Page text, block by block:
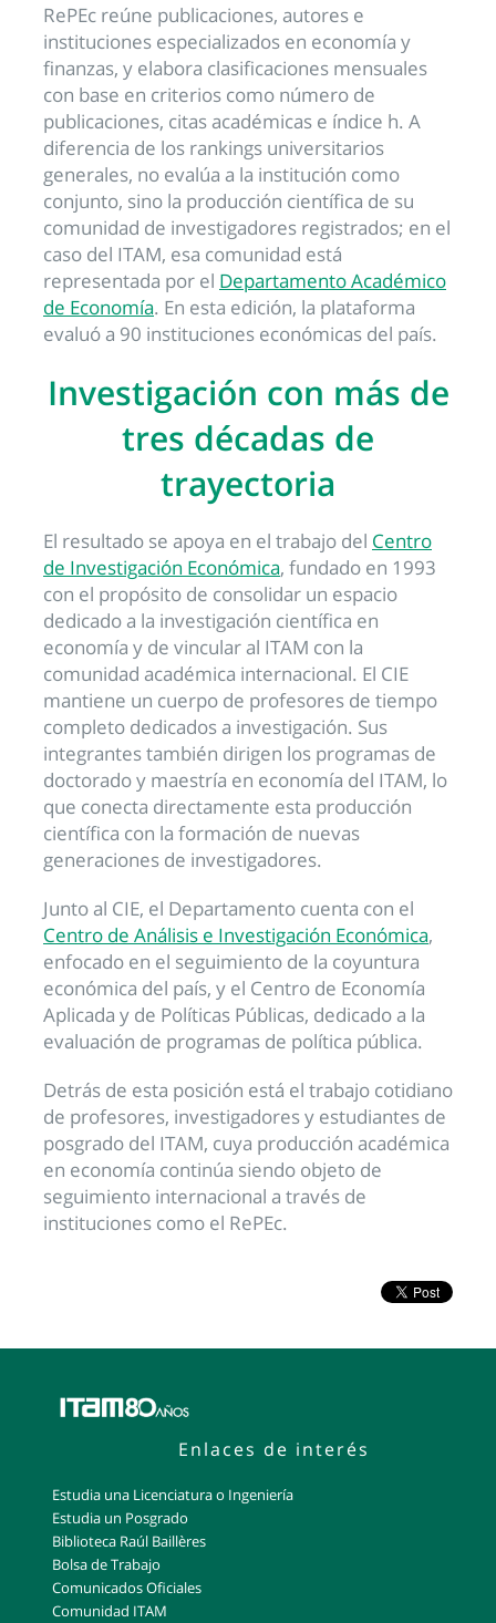
RePEc reúne publicaciones, autores e
instituciones especializados en economía y
finanzas, y elabora clasificaciones mensuales
con base en criterios como número de
publicaciones, citas académicas e índice h. A
diferencia de los rankings universitarios
generales, no evalúa a la institución como
conjunto, sino la producción científica de su
comunidad de investigadores registrados; en el
caso del ITAM, esa comunidad está
representada por el Departamento Académico
de Economía. En esta edición, la plataforma
evaluó a 90 instituciones económicas del país.
Investigación con más de
tres décadas de
trayectoria
El resultado se apoya en el trabajo del Centro
de Investigación Económica, fundado en 1993
con el propósito de consolidar un espacio
dedicado a la investigación científica en
economía y de vincular al ITAM con la
comunidad académica internacional. El CIE
mantiene un cuerpo de profesores de tiempo
completo dedicados a investigación. Sus
integrantes también dirigen los programas de
doctorado y maestría en economía del ITAM, lo
que conecta directamente esta producción
científica con la formación de nuevas
generaciones de investigadores.
Junto al CIE, el Departamento cuenta con el
Centro de Análisis e Investigación Económica,
enfocado en el seguimiento de la coyuntura
económica del país, y el Centro de Economía
Aplicada y de Políticas Públicas, dedicado a la
evaluación de programas de política pública.
Detrás de esta posición está el trabajo cotidiano
de profesores, investigadores y estudiantes de
posgrado del ITAM, cuya producción académica
en economía continúa siendo objeto de
seguimiento internacional a través de
instituciones como el RePEc.
Enlaces de interés
Estudia una Licenciatura o Ingeniería
Estudia un Posgrado
Biblioteca Raúl Baillères
Bolsa de Trabajo
Comunicados Oficiales
Comunidad ITAM